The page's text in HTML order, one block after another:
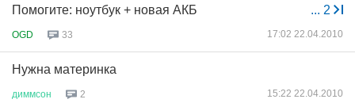
... 2
Помогите: ноутбук + новая АКБ
OGD 33 17:02 22.04.2010
Нужна материнка
диммсон 2 15:22 22.04.2010